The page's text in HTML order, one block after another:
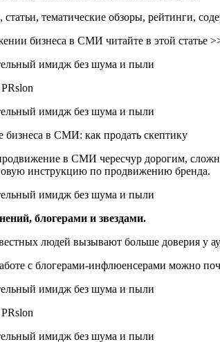
тематические обзоры, рейтинги,
бизнеса в СМИ читайте в этой статье
бизнеса в СМИ: как продать скептику
в СМИ чересчур дорогим,
инструкцию по продвижению бренда.
блогерами и звездами.
людей вызывают больше доверия у
с блогерами-инфлюенсерами можно